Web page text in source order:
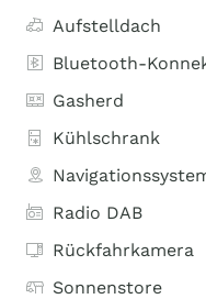
Aufstelldach
Bluetooth-
Gasherd
Kühlschrank
Radio DAB
Rückfahrkamera
Sonnenstore